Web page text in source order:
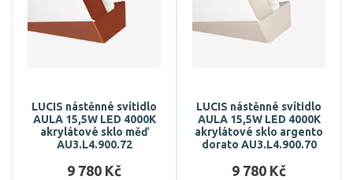
LUCIS nástěnné svítidlo
AULA 15,5W LED 4000K
akrylátové sklo měď
AU3.L4.900.72
9 780 Kč
LUCIS nástěnné svítidlo
AULA 15,5W LED 4000K
akrylátové sklo argento
dorato AU3.L4.900.70
9 780 Kč